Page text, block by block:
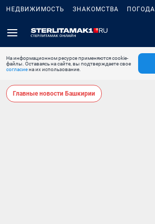
НЕДВИЖИМОСТЬ ЗНАКОМСТВА ПОГОДА
На информационном ресурсе применяются cookie-
файлы. Оставаясь на сайте, вы подтверждаете свое
согласиена их использование.
Главные новости Башкирии